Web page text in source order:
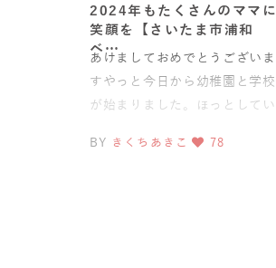
2024年もたくさんのママに
笑顔を【さいたま市浦和
ベ…
あけましておめでとうございま
すやっと今日から幼稚園と学校
が始まりました。ほっとしてい
が、世の中にはたくさんの健
BY きくちあきこ 78